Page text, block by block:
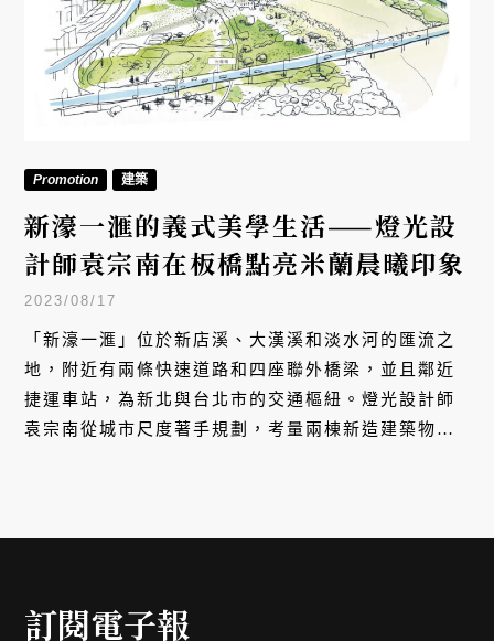
Promotion 建築
新濠一滙的義式美學生活——燈光設
計師袁宗南在板橋點亮米蘭晨曦印象
2023/08/17
「新濠一滙」位於新店溪、大漢溪和淡水河的匯流之
地，附近有兩條快速道路和四座聯外橋梁，並且鄰近
捷運車站，為新北與台北市的交通樞紐。燈光設計師
袁宗南從城市尺度著手規劃，考量兩棟新造建築物在
訂閱電子報